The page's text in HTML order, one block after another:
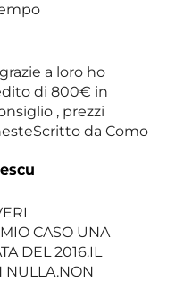
a loro ho
di 800€ in
, prezzi
da Como
CASO UNA
DEL 2016.IL
NULLA.NON